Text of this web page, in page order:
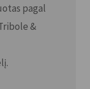
pagal
&